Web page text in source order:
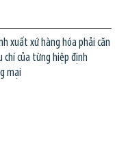
xuất xứ hàng hóa phải căn
chí của từng hiệp định
mại